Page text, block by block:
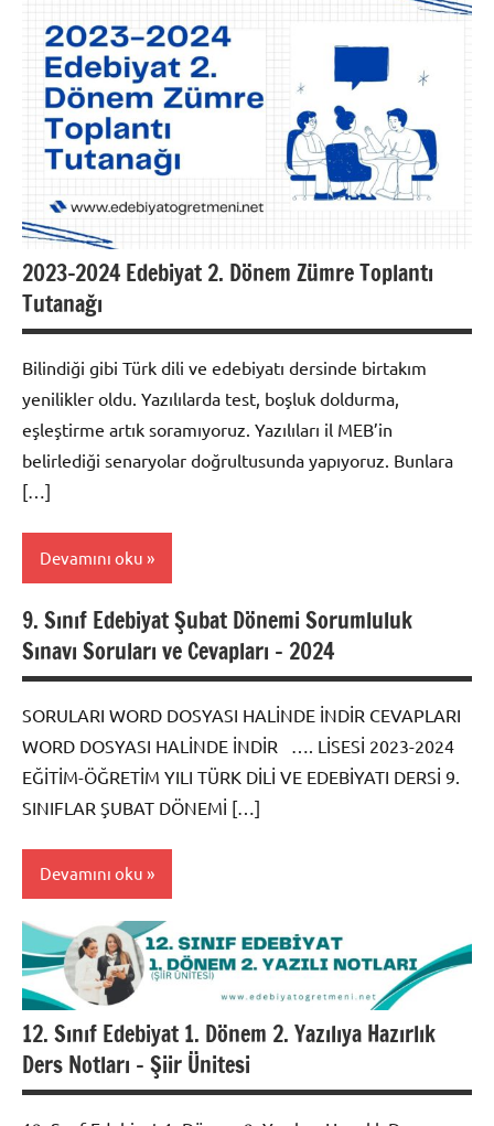
Soru
Bankası
2023-2024 Edebiyat 2. Dönem Zümre Toplantı
Tutanağı
Bilindiği gibi Türk dili ve edebiyatı dersinde birtakım
yenilikler oldu. Yazılılarda test, boşluk doldurma,
eşleştirme artık soramıyoruz. Yazılıları il MEB’in
belirlediği senaryolar doğrultusunda yapıyoruz. Bunlara
[…]
Devamını oku
Genel
9. Sınıf Edebiyat Şubat Dönemi Sorumluluk
Sınavı Soruları ve Cevapları – 2024
SORULARI WORD DOSYASI HALİNDE İNDİR CEVAPLARI
WORD DOSYASI HALİNDE İNDİR …. LİSESİ 2023-2024
EĞİTİM-ÖĞRETİM YILI TÜRK DİLİ VE EDEBİYATI DERSİ 9.
SINIFLAR ŞUBAT DÖNEMİ […]
Devamını oku
Soru
Bankası
12. Sınıf Edebiyat 1. Dönem 2. Yazılıya Hazırlık
Ders Notları – Şiir Ünitesi